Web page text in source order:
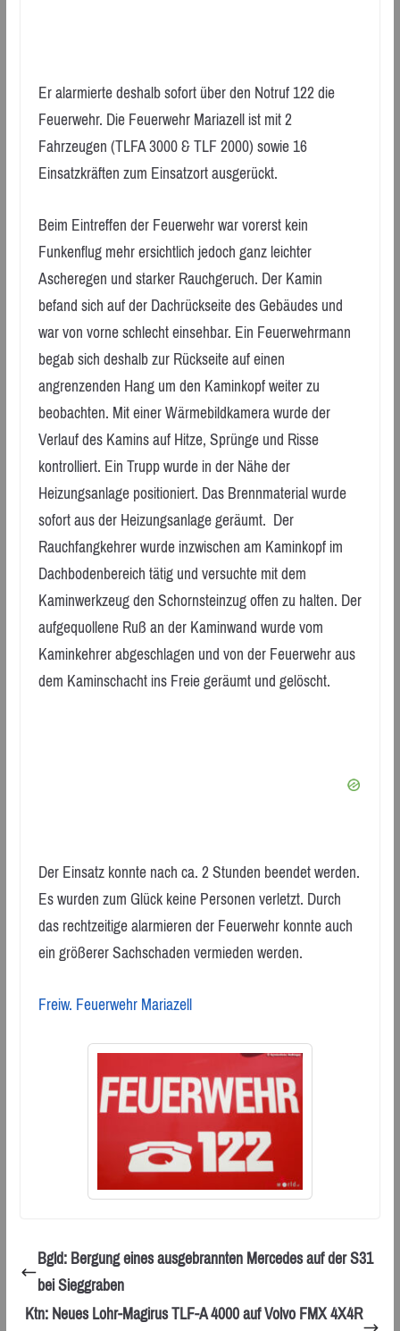
Er alarmierte deshalb sofort über den Notruf 122 die
Feuerwehr. Die Feuerwehr Mariazell ist mit 2
Fahrzeugen (TLFA 3000 & TLF 2000) sowie 16
Einsatzkräften zum Einsatzort ausgerückt.
Beim Eintreffen der Feuerwehr war vorerst kein
Funkenflug mehr ersichtlich jedoch ganz leichter
Ascheregen und starker Rauchgeruch. Der Kamin
befand sich auf der Dachrückseite des Gebäudes und
war von vorne schlecht einsehbar. Ein Feuerwehrmann
begab sich deshalb zur Rückseite auf einen
angrenzenden Hang um den Kaminkopf weiter zu
beobachten. Mit einer Wärmebildkamera wurde der
Verlauf des Kamins auf Hitze, Sprünge und Risse
kontrolliert. Ein Trupp wurde in der Nähe der
Heizungsanlage positioniert. Das Brennmaterial wurde
sofort aus der Heizungsanlage geräumt. Der
Rauchfangkehrer wurde inzwischen am Kaminkopf im
Dachbodenbereich tätig und versuchte mit dem
Kaminwerkzeug den Schornsteinzug offen zu halten. Der
aufgequollene Ruß an der Kaminwand wurde vom
Kaminkehrer abgeschlagen und von der Feuerwehr aus
dem Kaminschacht ins Freie geräumt und gelöscht.
Der Einsatz konnte nach ca. 2 Stunden beendet werden.
Es wurden zum Glück keine Personen verletzt. Durch
das rechtzeitige alarmieren der Feuerwehr konnte auch
ein größerer Sachschaden vermieden werden.
Freiw. Feuerwehr Mariazell
Bgld: Bergung eines ausgebrannten Mercedes auf der S31
bei Sieggraben
Ktn: Neues Lohr-Magirus TLF-A 4000 auf Volvo FMX 4X4R